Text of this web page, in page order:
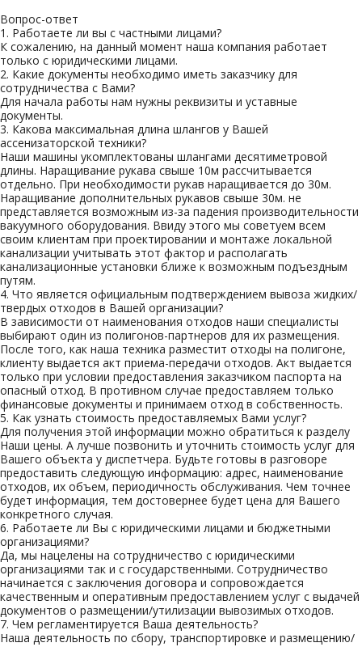
Вопрос-ответ
1. Работаете ли вы с частными лицами?
К сожалению, на данный момент наша компания работает
только с юридическими лицами.
2. Какие документы необходимо иметь заказчику для
сотрудничества с Вами?
Для начала работы нам нужны реквизиты и уставные
документы.
3. Какова максимальная длина шлангов у Вашей
ассенизаторской техники?
Наши машины укомплектованы шлангами десятиметровой
длины. Наращивание рукава свыше 10м рассчитывается
отдельно. При необходимости рукав наращивается до 30м.
Наращивание дополнительных рукавов свыше 30м. не
представляется возможным из-за падения производительности
вакуумного оборудования. Ввиду этого мы советуем всем
своим клиентам при проектировании и монтаже локальной
канализации учитывать этот фактор и располагать
канализационные установки ближе к возможным подъездным
путям.
4. Что является официальным подтверждением вывоза жидких/
твердых отходов в Вашей организации?
В зависимости от наименования отходов наши специалисты
выбирают один из полигонов-партнеров для их размещения.
После того, как наша техника разместит отходы на полигоне,
клиенту выдается акт приема-передачи отходов. Акт выдается
только при условии предоставления заказчиком паспорта на
опасный отход. В противном случае предоставляем только
финансовые документы и принимаем отход в собственность.
5. Как узнать стоимость предоставляемых Вами услуг?
Для получения этой информации можно обратиться к разделу
Наши цены. А лучше позвонить и уточнить стоимость услуг для
Вашего объекта у диспетчера. Будьте готовы в разговоре
предоставить следующую информацию: адрес, наименование
отходов, их объем, периодичность обслуживания. Чем точнее
будет информация, тем достовернее будет цена для Вашего
конкретного случая.
6. Работаете ли Вы с юридическими лицами и бюджетными
организациями?
Да, мы нацелены на сотрудничество с юридическими
организациями так и с государственными. Сотрудничество
начинается с заключения договора и сопровождается
качественным и оперативным предоставлением услуг с выдачей
документов о размещении/утилизации вывозимых отходов.
7. Чем регламентируется Ваша деятельность?
Наша деятельность по сбору, транспортировке и размещению/